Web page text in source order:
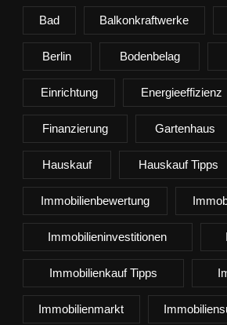
Bad Balkonkraftwerke
Berlin Bodenbelag
Einrichtung Energieeffizienz
Finanzierung Gartenhaus
Hauskauf Hauskauf Tipps
Immobilienbewertung
Immobilieninvestitionen
Immobilienkauf Tipps
Immobilienmarkt